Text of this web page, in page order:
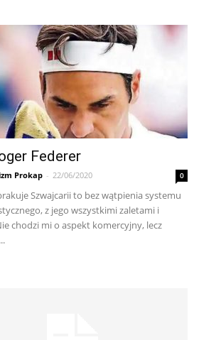
Federer
Prokap - 22/06/2020 0
Szwajcarii to bez wątpienia systemu
z jego wszystkimi zaletami i
chodzi mi o aspekt komercyjny, lecz